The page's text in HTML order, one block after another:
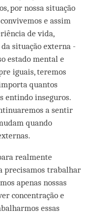
por nossa situação
e assim
de vida,
situação externa -
estado mental e
iguais, teremos
quantos
entindo inseguros.
a sentir
quando
realmente
precisamos trabalhar
apenas nossas
concentração e
essas